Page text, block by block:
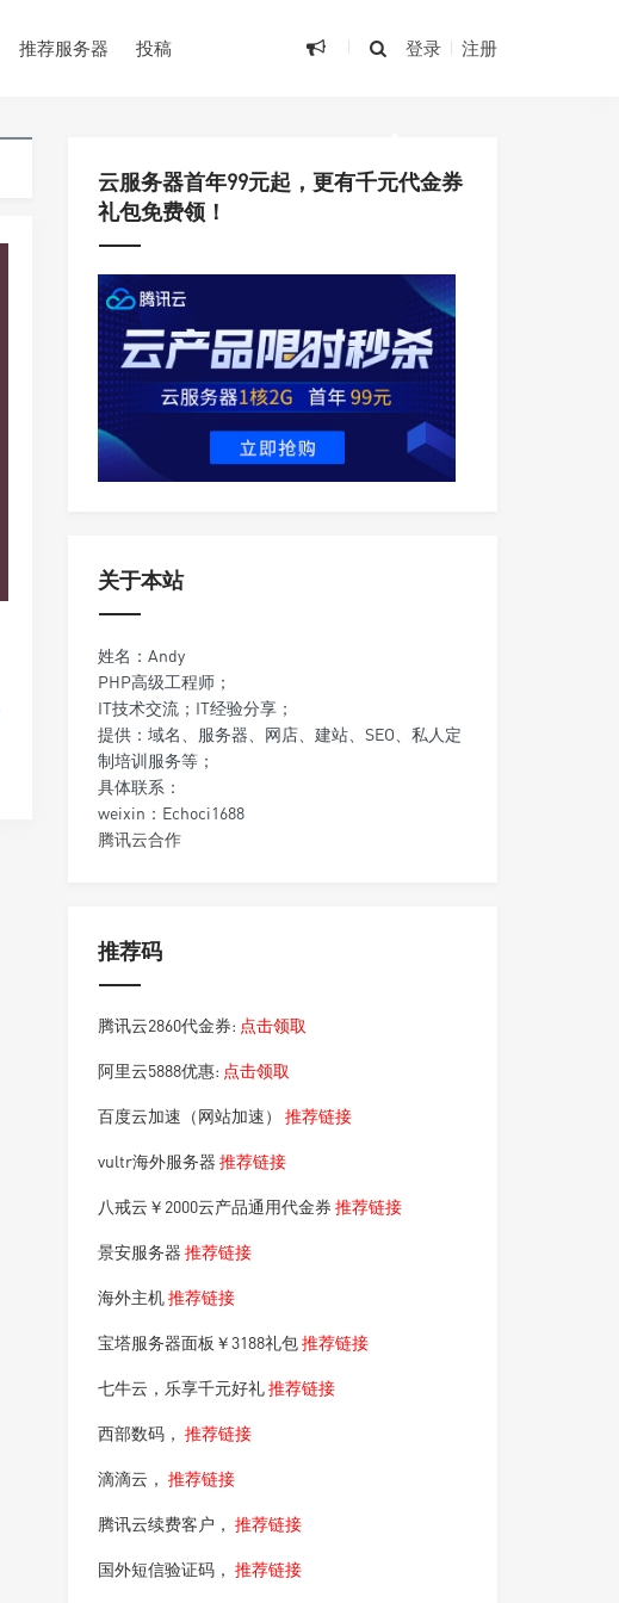
推荐服务器 投稿 登录 注册
云服务器首年99元起，更有千元代金券
礼包免费领！
关于本站
姓名：Andy
PHP高级工程师；
IT技术交流；IT经验分享；
提供：域名、服务器、网店、建站、SEO、私人定
制培训服务等；
具体联系：
weixin：Echoci1688
腾讯云合作
推荐码
腾讯云2860代金券: 点击领取
阿里云5888优惠: 点击领取
百度云加速（网站加速）推荐链接
vultr海外服务器推荐链接
八戒云￥2000云产品通用代金券推荐链接
景安服务器推荐链接
海外主机推荐链接
宝塔服务器面板￥3188礼包推荐链接
七牛云，乐享千元好礼推荐链接
西部数码，推荐链接
滴滴云，推荐链接
腾讯云续费客户，推荐链接
国外短信验证码，推荐链接
•